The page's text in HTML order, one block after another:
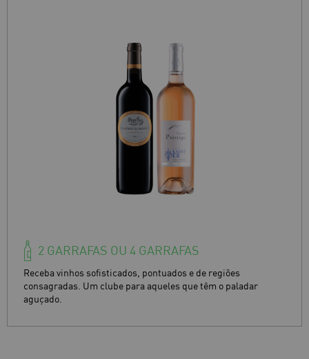
2 GARRAFAS OU 4 GARRAFAS
Receba vinhos sofisticados, pontuados e de regiões
consagradas. Um clube para aqueles que têm o paladar
aguçado.